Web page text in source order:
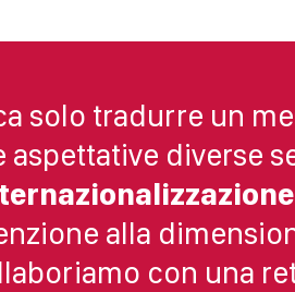
solo tradurre un
diverse
alla
con una